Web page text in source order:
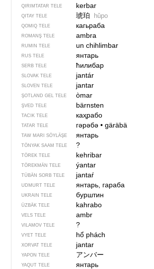
QIRIMTATAR TELE kerbar
QITAY TELE 琥珀 hǔpo
QOMIQ TELE кагьраба
ROMANŞ TELE ambra
RUMIN TELE un chihlimbar
RUS TELE янтарь
SERB TELE ћилибар
SLOVAK TELE jantár
SLOVEN TELE jantar
ŞOTLAND GEL TELE òmar
ŞVED TELE bärnsten
TACIK TELE каҳрабо
TATAR TELE гәрәбә• gäräbä
TAW MARI SÖYLÄŞE янтарь
TÖNYAK SAAM TELE ?
TÖREK TELE kehribar
TÖREKMÄN TELE ýantar
TÜBÄN SORB TELE jantaŕ
UDMURT TELE янтарь, гараба
UKRAIN TELE бурштин
ÜZBÄK TELE kahrabo
VELS TELE ambr
VILAMOV TELE ?
VYET TELE hổ phách
XORVAT TELE jantar
YAPON TELE アンバー
YAQUT TELE янтарь